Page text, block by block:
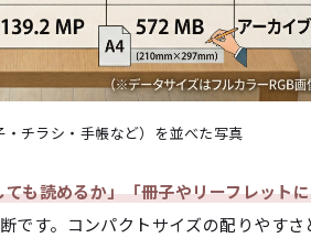
チラシ・手帳など）を並べた写真
も読めるか」「冊子やリーフレット
です。コンパクトサイズの配りやす